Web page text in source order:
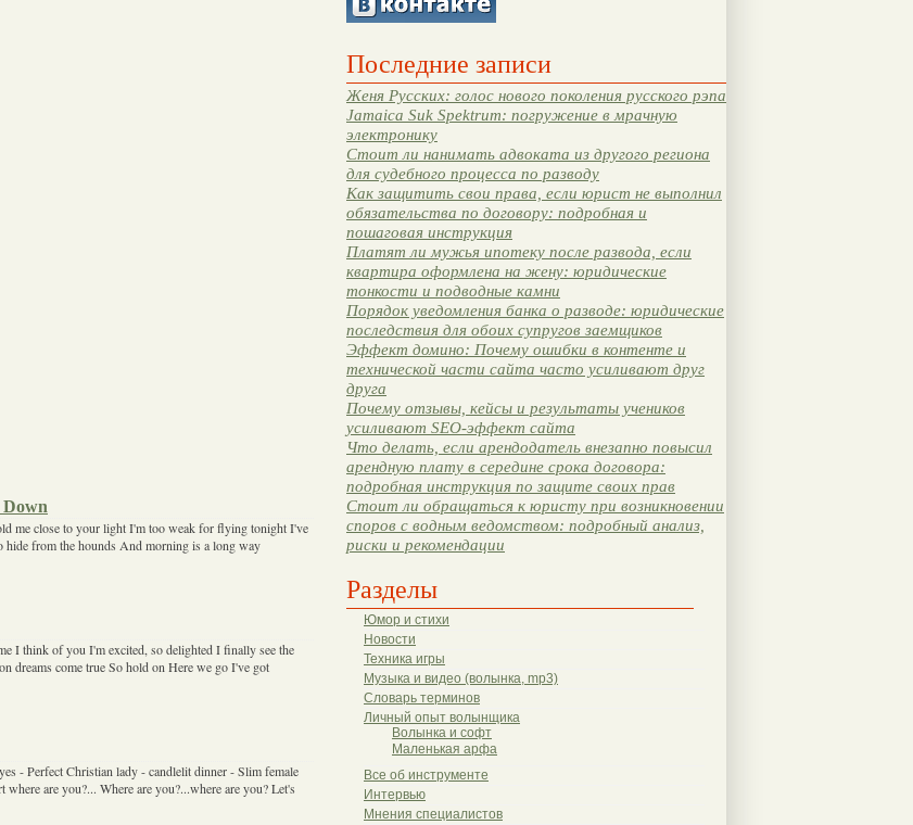
Последние записи
Женя Русских: голос нового поколения русского рэпа
Jamaica Suk Spektrum: погружение в мрачную
электронику
Стоит ли нанимать адвоката из другого региона
для судебного процесса по разводу
Как защитить свои права, если юрист не выполнил
обязательства по договору: подробная и
пошаговая инструкция
Платят ли мужья ипотеку после развода, если
квартира оформлена на жену: юридические
тонкости и подводные камни
Порядок уведомления банка о разводе: юридические
последствия для обоих супругов заемщиков
Эффект домино: Почему ошибки в контенте и
технической части сайта часто усиливают друг
друга
Почему отзывы, кейсы и результаты учеников
усиливают SEO-эффект сайта
Что делать, если арендодатель внезапно повысил
арендную плату в середине срока договора:
подробная инструкция по защите своих прав
Стоит ли обращаться к юристу при возникновении
споров с водным ведомством: подробный анализ,
риски и рекомендации
Разделы
Юмор и стихи
Новости
Техника игры
Музыка и видео (волынка, mp3)
Словарь терминов
Личный опыт волынщика
Волынка и софт
Маленькая арфа
Все об инструменте
Интервью
Мнения специалистов
me close to your light I'm too weak for flying tonight I've
hide from the hounds And morning is a long way
I think of you I'm excited, so delighted I finally see the
dreams come true So hold on Here we go I've got
- Perfect Christian lady - candlelit dinner - Slim female
are you?... Where are you?...where are you? Let's